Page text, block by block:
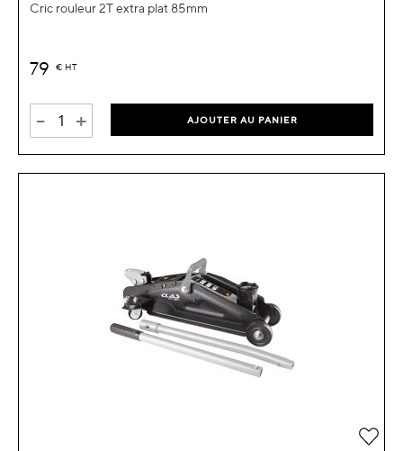
Cric rouleur 2T extra plat 85mm
79 € HT
- + AJOUTER AU PANIER